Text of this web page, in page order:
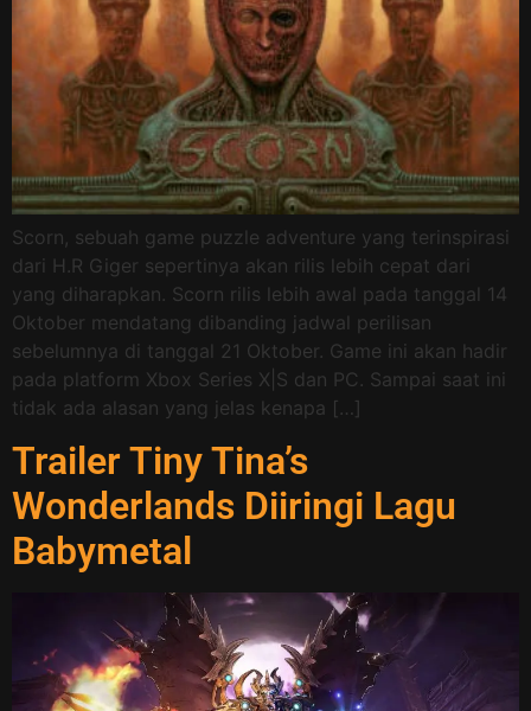
Scorn, sebuah game puzzle adventure yang terinspirasi
dari H.R Giger sepertinya akan rilis lebih cepat dari
yang diharapkan. Scorn rilis lebih awal pada tanggal 14
Oktober mendatang dibanding jadwal perilisan
sebelumnya di tanggal 21 Oktober. Game ini akan hadir
pada platform Xbox Series X|S dan PC. Sampai saat ini
tidak ada alasan yang jelas kenapa […]
Trailer Tiny Tina’s
Wonderlands Diiringi Lagu
Babymetal